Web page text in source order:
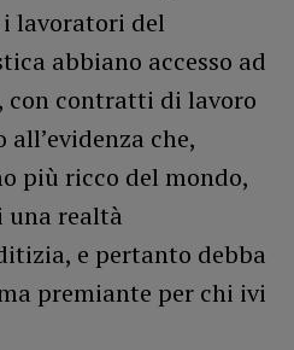
lavoratori del
abbiano accesso ad
con contratti di lavoro
che,
più ricco del mondo,
una realtà
e pertanto debba
premiante per chi ivi